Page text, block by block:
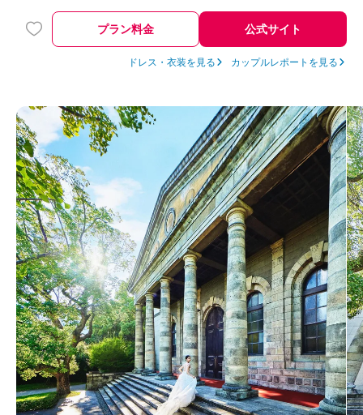
プラン料金 公式サイト
ドレス・衣装を見る カップルレポートを見る